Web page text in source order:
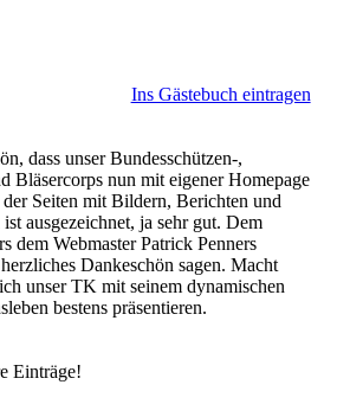
Ins Gästebuch eintragen
dass unser Bundesschützen-,
Bläsercorps nun mit eigener Homepage
Seiten mit Bildern, Berichten und
ausgezeichnet, ja sehr gut. Dem
dem Webmaster Patrick Penners
Dankeschön sagen. Macht
unser TK mit seinem dynamischen
bestens präsentieren.
Einträge!